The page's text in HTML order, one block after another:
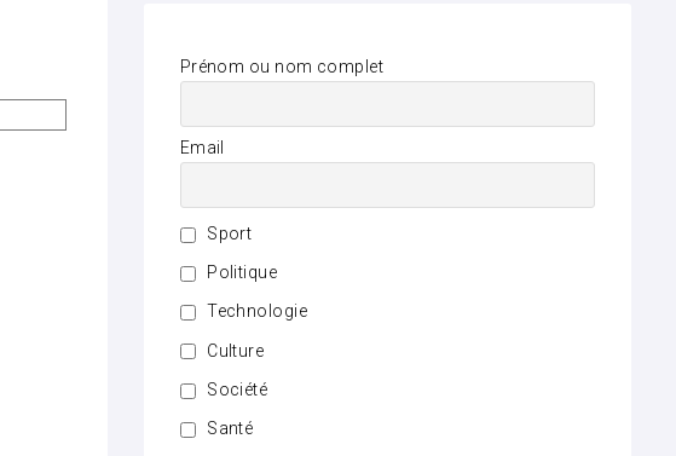
Prénom ou nom complet
Email
Sport
Politique
Technologie
Culture
Société
Santé